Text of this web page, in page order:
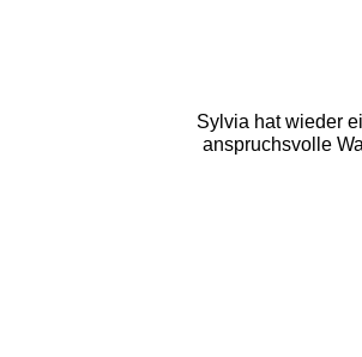
Sylvia hat wieder
anspruchsvolle